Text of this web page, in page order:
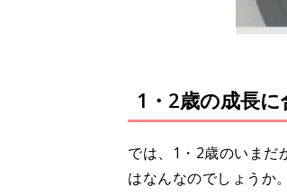
1・2歳の成長
では、1・2歳のいまだ
はなんなのでしょうか。